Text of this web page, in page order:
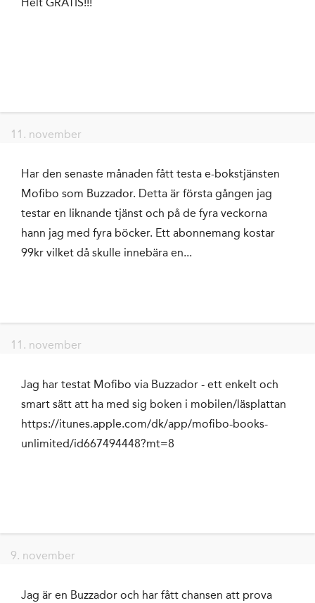
Helt GRATIS!!!
11. november
Har den senaste månaden fått testa e-bokstjänsten
Mofibo som Buzzador. Detta är första gången jag
testar en liknande tjänst och på de fyra veckorna
hann jag med fyra böcker. Ett abonnemang kostar
99kr vilket då skulle innebära en...
11. november
Jag har testat Mofibo via Buzzador - ett enkelt och
smart sätt att ha med sig boken i mobilen/läsplattan
https://itunes.apple.com/dk/app/mofibo-books-
unlimited/id667494448?mt=8
9. november
Jag är en Buzzador och har fått chansen att prova